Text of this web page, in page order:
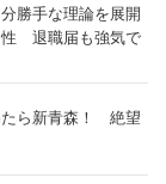
勝手な理論を展開
性 退職届も強気で
たら新青森！ 絶望